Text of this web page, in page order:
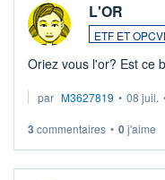
L'OR
ETF ET
Oriez vous l'or? Est ce
par M3627819 • 08 juil.
3 commentaires • 0j'aime